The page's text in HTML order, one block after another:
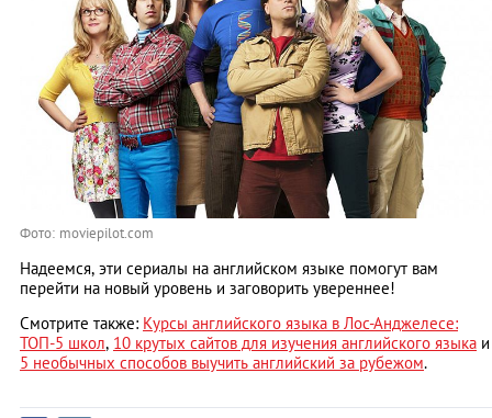
Фото: moviepilot.com
Надеемся, эти сериалы на английском языке помогут вам
перейти на новый уровень и заговорить увереннее!
Смотрите также: Курсы английского языка в Лос-Анджелесе:
ТОП-5 школ, 10 крутых сайтов для изучения английского языка и
5 необычных способов выучить английский за рубежом.